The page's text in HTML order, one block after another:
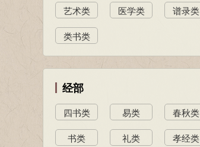
艺术类 医学类 谱录类
类书类
经部
四书类 易类 春秋类
书类 礼类 孝经类